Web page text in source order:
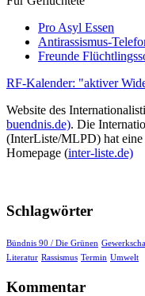
Pro Asyl Essen
Antirassismus-
Freunde
RF-Kalender: "aktiver
Website des
buendnis.de). Die
(InterListe/MLPD) hat eine
Homepage (inter-liste.de)
Schlagwörter
Bündnis 90 / Die Grünen
Literatur Rassismus Termin Umwelt
Kommentar